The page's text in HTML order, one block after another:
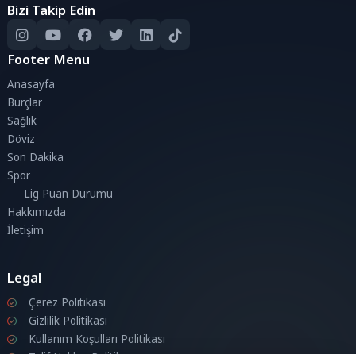
Bizi Takip Edin
Footer Menu
Anasayfa
Burçlar
Sağlık
Döviz
Son Dakika
Spor
Lig Puan Durumu
Hakkımızda
İletişim
Legal
Çerez Politikası
Gizlilik Politikası
Kullanım Koşulları Politikası